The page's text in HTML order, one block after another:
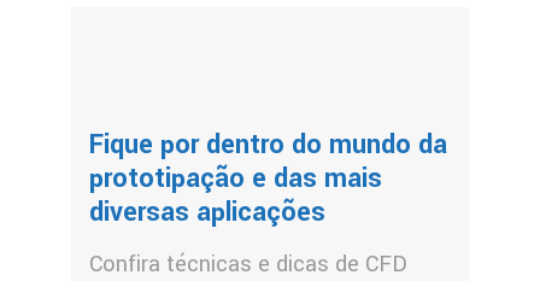
Fique por dentro do mundo da
prototipação e das mais
diversas aplicações
Confira técnicas e dicas de CFD